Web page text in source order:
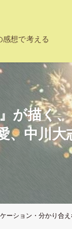
感想で考える
が描く
、中川大
ーション・分かり合え